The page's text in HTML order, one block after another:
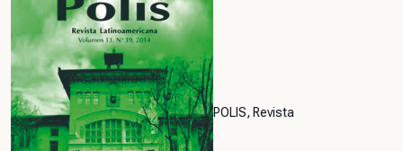
POLIS, Revista